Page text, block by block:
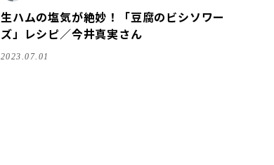
生ハムの塩気が絶妙！「豆腐のビシソワー
ズ」レシピ／今井真実さん
2023.07.01